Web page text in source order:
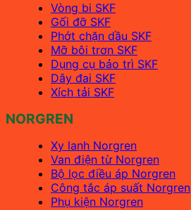
Vòng bi SKF
Gối đỡ SKF
Phớt chặn dầu SKF
Mỡ bôi trơn SKF
Dụng cụ bảo trì SKF
Dây đai SKF
Xích tải SKF
NORGREN
Xy lanh Norgren
Van điện từ Norgren
Bộ lọc điều áp Norgren
Công tắc áp suất Norgren
Phụ kiện Norgren